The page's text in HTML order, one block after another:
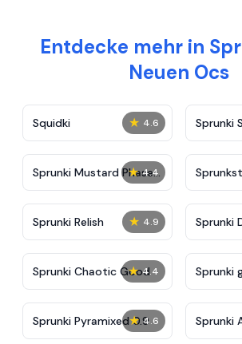
Entdecke mehr in
Neuen Ocs
★ 4.6
Squidki Sprunki
★ 4.4
Sprunki Mustard Phase
2
★ 4.9
Sprunki Relish
Sprunki
7
★ 4.4
Sprunki Chaotic Good Sprunki
★ 4.6
Sprunki Pyramixed 0.9 Sprunki